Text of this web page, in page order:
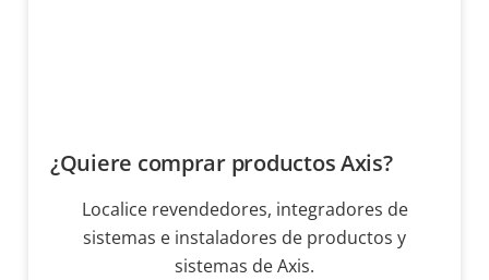
¿Quiere comprar productos Axis?
Localice revendedores, integradores de
sistemas e instaladores de productos y
sistemas de Axis.